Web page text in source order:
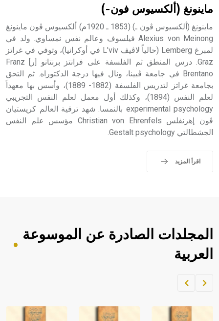
ماينونغ (ألكسيوس فون-)
ماينونغ (ألكسيوس ڤون ـ) (1853 ـ 1920م) ألكسيوس ڤون ماينونغ
Alexius von Meinong فيلسوف وعالم نفس نمساوي. ولد في
لمبرغ Lemberg (حالياً لاڤيڤ L’viv في أوكرانيا)، وتوفي في غراتز
Graz. درس المنطق ثم الفلسفة على فرانتز برنتانو [ر] Franz
Brentano في جامعة ڤيينا، ونال فيها درجة الدكتوراه. ثم التحق
بجامعة غراتز لتدريس الفلسفة (1882- 1889)، وأسس بها معهداً
لعلم النفس (1894)، وكذلك أول معمل لعلم النفس التجريبي
experimental psychology بالنمسا. شهد ترقية العالم كريستيان
ڤون إهرنفلس Christian von Ehrenfels مؤسس علم النفس
الجشطالتي Gestalt psychology.
اقرأ المزيد
المجلدات الصادرة عن الموسوعة
العربية